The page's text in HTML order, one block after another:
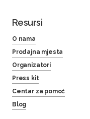
Resursi
O nama
Prodajna mjesta
Organizatori
Press kit
Centar za pomoć
Blog